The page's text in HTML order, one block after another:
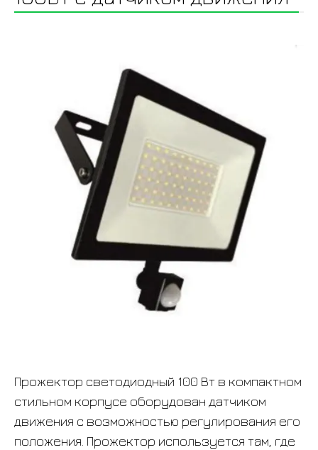
Прожектор светодиодный 100 Вт в компактном
стильном корпусе оборудован датчиком
движения с возможностью регулирования его
положения. Прожектор используется там, где